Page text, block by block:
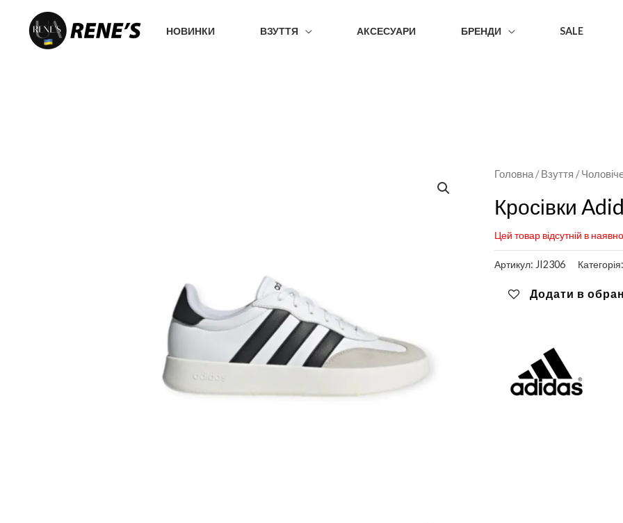
Перейти
НОВИНКИ ВЗУТТЯ АКСЕСУАРИ БРЕНДИ SALE
Головна /Взуття /
Кросівки
Цей товар відсутній в
Артикул: JI2306
Додати в